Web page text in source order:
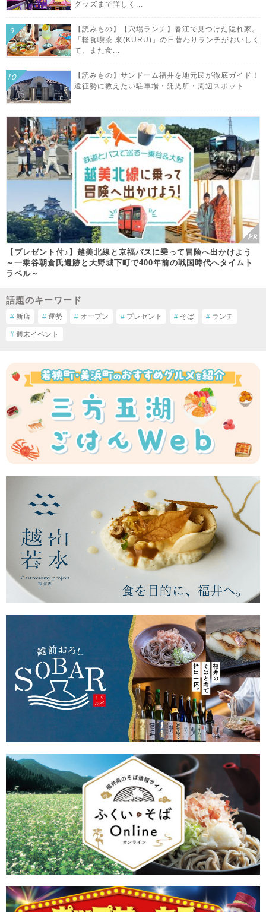
グッズまで詳しく...
【読みもの】【穴場ランチ】春江で見つけた隠れ家。
「軽食喫茶 來(KURU)」の日替わりランチがおいしく
て、また食...
【読みもの】サンドーム福井を地元民が徹底ガイド！
遠征勢に教えたい駐車場・託児所・周辺スポット
【プレゼント付♪】越美北線と京福バスに乗って冒険へ出かけよう
～一乗谷朝倉氏遺跡と大野城下町で400年前の戦国時代へタイムト
ラベル～
話題のキーワード
# 新店 # 運勢 # オープン # プレゼント # そば # ランチ
# 週末イベント